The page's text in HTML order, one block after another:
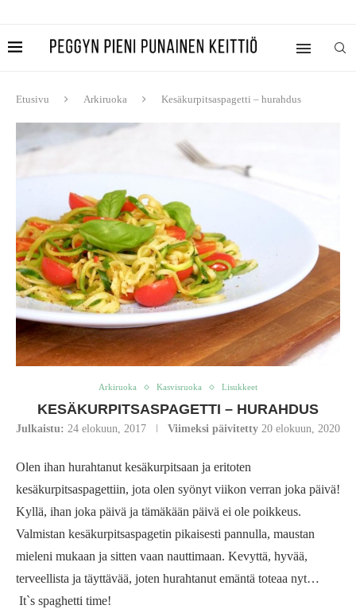
Etusivu Arkiruoka Kesäkurpitsaspagetti – hurahdus
Arkiruoka Kasvisruoka Lisukkeet
KESÄKURPITSASPAGETTI – HURAHDUS
Julkaistu: 24 elokuun, 2017 Viimeksi päivitetty 20 elokuun, 2020
Olen ihan hurahtanut kesäkurpitsaan ja eritoten
kesäkurpitsaspagettiin, jota olen syönyt viikon verran joka päivä!
Kyllä, ihan joka päivä ja tämäkään päivä ei ole poikkeus.
Valmistan kesäkurpitsaspagetin pikaisesti pannulla, maustan
mieleni mukaan ja sitten vaan nauttimaan. Kevyttä, hyvää,
terveellista ja täyttävää, joten hurahtanut emäntä toteaa nyt…
It`s spaghetti time!